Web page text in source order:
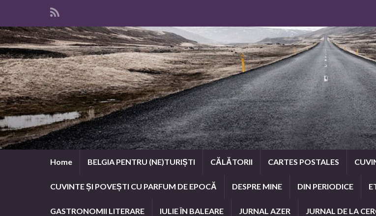
Home BELGIA PENTRU (NE)TURIȘTI CĂLĂTORII CARTES POSTALES
CUVINTE ȘI POVEȘTI CU PARFUM DE EPOCĂ DESPRE MINE DIN PERIODICE
GASTRONOMII LITERARE IULIE ÎN BALEARE JURNAL AZER JURNAL DE LA